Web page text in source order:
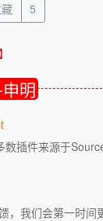
5
明
插件来源于
，我们会第一时间